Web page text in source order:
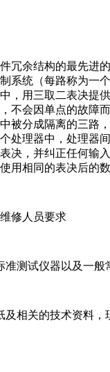
冗余结构的最先进
系统（每路称为一
，用三取二表决提
不会因单点的故障
被分成隔离的三路
处理器中，处理器
决，并纠正任何输
用相同的表决后的
修人员要求
准测试仪器以及一般
及相关的技术资料，